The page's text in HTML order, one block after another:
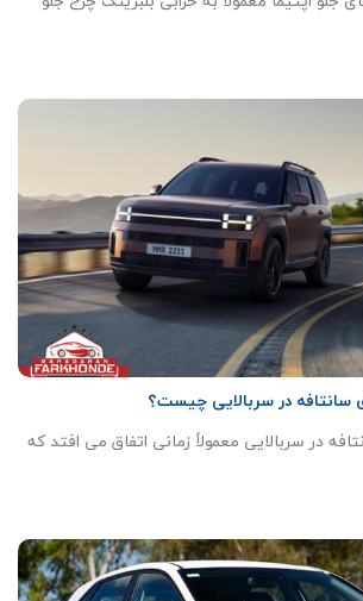
سانتافه در سربالایی چیست؟
در سربالایی معمولاً زمانی اتفاق می افتد که